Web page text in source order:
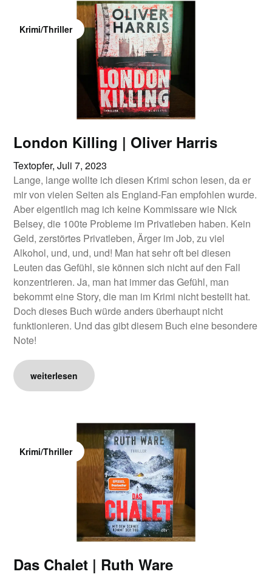
Krimi/Thriller
London Killing | Oliver Harris
Textopfer,Juli 7, 2023
Lange, lange wollte ich diesen Krimi schon lesen, da er
mir von vielen Seiten als England-Fan empfohlen wurde.
Aber eigentlich mag ich keine Kommissare wie Nick
Belsey, die 100te Probleme im Privatleben haben. Kein
Geld, zerstörtes Privatleben, Ärger im Job, zu viel
Alkohol, und, und, und! Man hat sehr oft bei diesen
Leuten das Gefühl, sie können sich nicht auf den Fall
konzentrieren. Ja, man hat immer das Gefühl, man
bekommt eine Story, die man im Krimi nicht bestellt hat.
Doch dieses Buch würde anders überhaupt nicht
funktionieren. Und das gibt diesem Buch eine besondere
Note!
weiterlesen
Krimi/Thriller
Das Chalet | Ruth Ware